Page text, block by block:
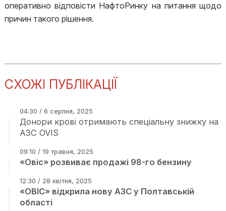
оперативно відповісти НафтоРинку на питання щодо
причин такого рішення.
СХОЖІ ПУБЛІКАЦІЇ
04:30 / 6 серпня, 2025
Донори крові отримають спеціальну знижку на
АЗС OVIS
09:10 / 19 травня, 2025
«Овіс» розвиває продажі 98-го бензину
12:30 / 28 квітня, 2025
«ОВІС» відкрила нову АЗС у Полтавській
області